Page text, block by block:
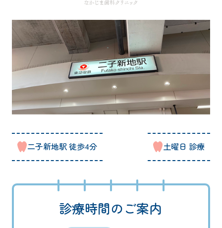
二子新地駅 徒歩4分 土曜日 診療
診療時間のご案内